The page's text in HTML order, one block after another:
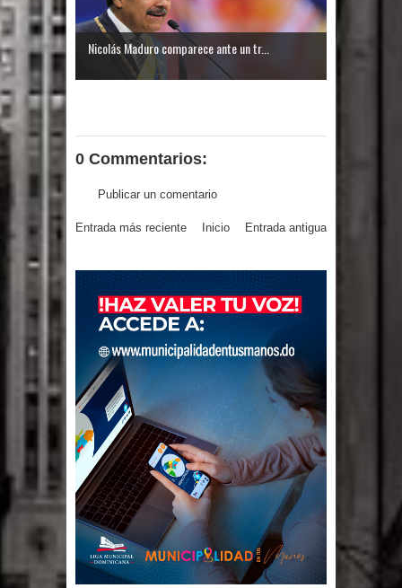
Nicolás Maduro comparece ante un tr...
0 Commentarios:
Publicar un comentario
Entrada más reciente Entrada antigua
Inicio